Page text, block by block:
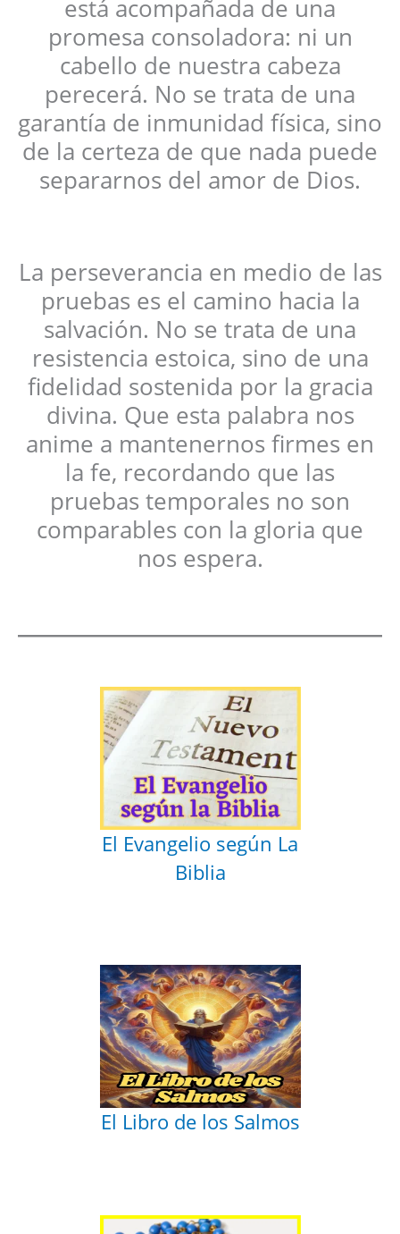
está acompañada de una
promesa consoladora: ni un
cabello de nuestra cabeza
perecerá. No se trata de una
garantía de inmunidad física, sino
de la certeza de que nada puede
separarnos del amor de Dios.
La perseverancia en medio de las
pruebas es el camino hacia la
salvación. No se trata de una
resistencia estoica, sino de una
fidelidad sostenida por la gracia
divina. Que esta palabra nos
anime a mantenernos firmes en
la fe, recordando que las
pruebas temporales no son
comparables con la gloria que
nos espera.
El Evangelio según La
Biblia
El Libro de los Salmos